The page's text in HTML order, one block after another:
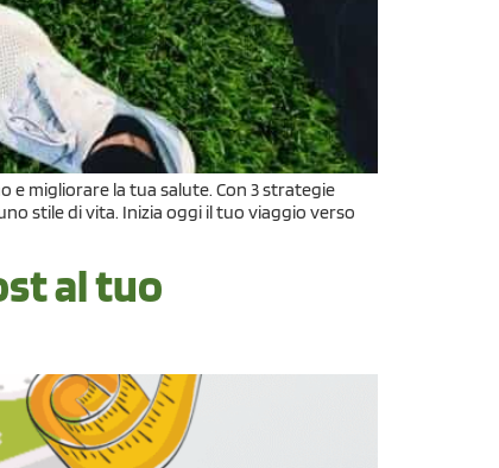
e migliorare la tua salute. Con 3 strategie
stile di vita. Inizia oggi il tuo viaggio verso
al tuo